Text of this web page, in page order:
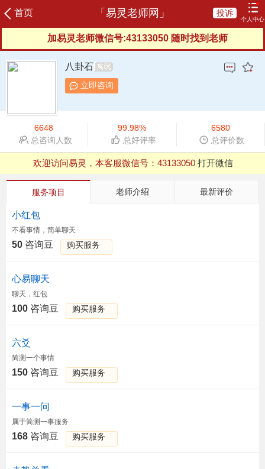
首页 「易灵老师网」
个人中心
投诉
登录
咨询记录 我的订单
我的评价
服务协议
申请成为老师
加易灵老师微信号:43133050 随时找到老师
加易灵老师微信号:43133050 随时找到老师
八卦石
立即咨询
6648
总咨询人数
99.98%
总好评率
6580
总评价数
欢迎访问易灵，本客服微信号： 43133050 打开微信
QQ浏览器支付有异常，建议用微信、UC等其他浏览器
欢迎访问易灵，本客服微信号：
打开微信
QQ浏览器支付有异常，建议用微信、UC等其他浏览器
服务项目 老师介绍 最新评价
小红包
不看事情，简单聊天
50 咨询豆 购买服务
心易聊天
聊天，红包
100 咨询豆 购买服务
六爻
简测一个事情
150 咨询豆 购买服务
一事一问
属于简测一事服务
168 咨询豆 购买服务